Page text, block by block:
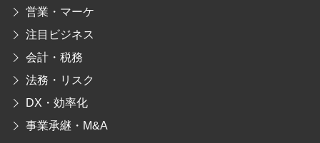
営業・マーケ
注目ビジネス
会計・税務
法務・リスク
DX・効率化
事業承継・M&A